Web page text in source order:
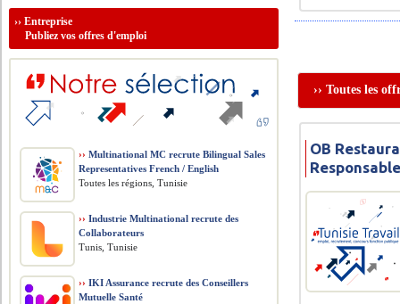
›› Toutes les
OB
››Entreprise
Publiez vos offres d'emploi
›› Multinational MC recrute Bilingual Sales
Representatives French / English
Toutes les régions, Tunisie
›› Industrie Multinational recrute des
Collaborateurs
Tunis, Tunisie
›› IKI Assurance recrute des Conseillers
Mutuelle Santé